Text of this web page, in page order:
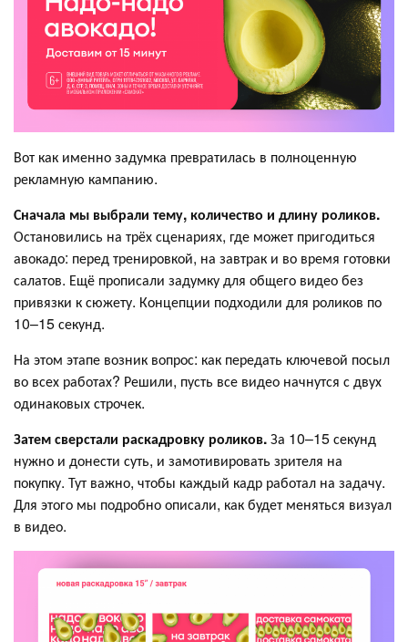
Вот как именно задумка превратилась в полноценную
рекламную кампанию.
Сначала мы выбрали тему, количество и длину роликов.
Остановились на трёх сценариях, где может пригодиться
авокадо: перед тренировкой, на завтрак и во время готовки
салатов. Ещё прописали задумку для общего видео без
привязки к сюжету. Концепции подходили для роликов по
10–15 секунд.
На этом этапе возник вопрос: как передать ключевой посыл
во всех работах? Решили, пусть все видео начнутся с двух
одинаковых строчек.
Затем сверстали раскадровку роликов.За 10–15 секунд
нужно и донести суть, и замотивировать зрителя на
покупку. Тут важно, чтобы каждый кадр работал на задачу.
Для этого мы подробно описали, как будет меняться визуал
в видео.